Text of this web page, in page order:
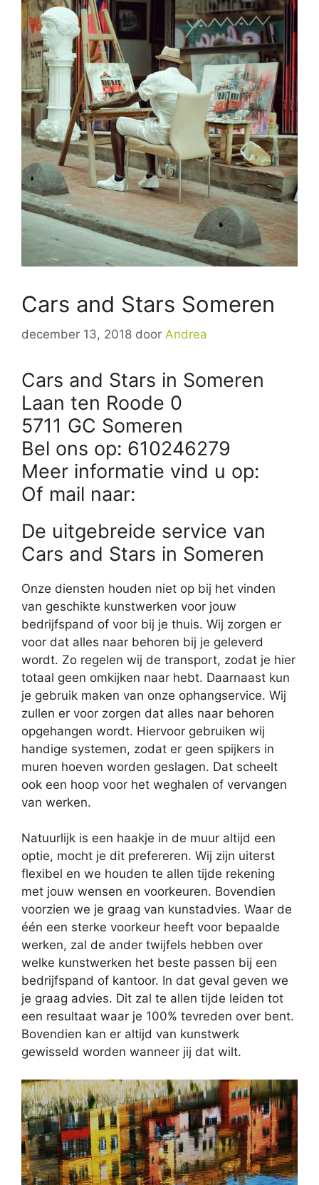
Cars and Stars Someren
december 13, 2018 door Andrea
Cars and Stars in Someren
Laan ten Roode 0
5711 GC Someren
Bel ons op: 610246279
Meer informatie vind u op:
Of mail naar:
De uitgebreide service van
Cars and Stars in Someren
Onze diensten houden niet op bij het vinden
van geschikte kunstwerken voor jouw
bedrijfspand of voor bij je thuis. Wij zorgen er
voor dat alles naar behoren bij je geleverd
wordt. Zo regelen wij de transport, zodat je hier
totaal geen omkijken naar hebt. Daarnaast kun
je gebruik maken van onze ophangservice. Wij
zullen er voor zorgen dat alles naar behoren
opgehangen wordt. Hiervoor gebruiken wij
handige systemen, zodat er geen spijkers in
muren hoeven worden geslagen. Dat scheelt
ook een hoop voor het weghalen of vervangen
van werken.
Natuurlijk is een haakje in de muur altijd een
optie, mocht je dit prefereren. Wij zijn uiterst
flexibel en we houden te allen tijde rekening
met jouw wensen en voorkeuren. Bovendien
voorzien we je graag van kunstadvies. Waar de
één een sterke voorkeur heeft voor bepaalde
werken, zal de ander twijfels hebben over
welke kunstwerken het beste passen bij een
bedrijfspand of kantoor. In dat geval geven we
je graag advies. Dit zal te allen tijde leiden tot
een resultaat waar je 100% tevreden over bent.
Bovendien kan er altijd van kunstwerk
gewisseld worden wanneer jij dat wilt.